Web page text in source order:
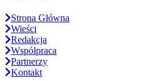
Strona Główna
Wieści
Redakcja
Współpraca
Partnerzy
Kontakt